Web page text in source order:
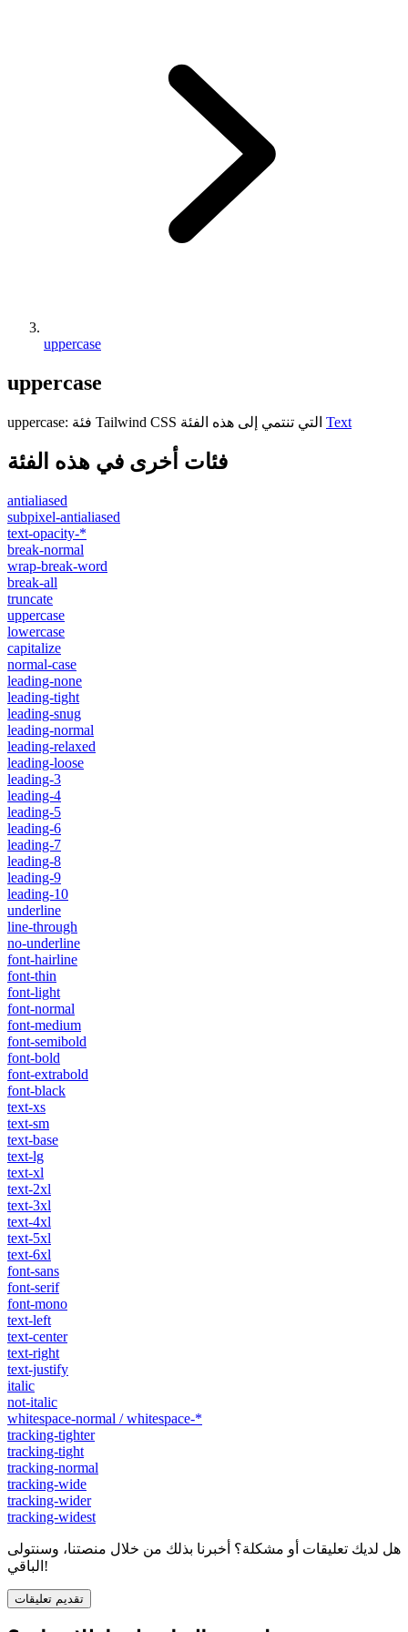
uppercase
uppercase
uppercase: فئة Tailwind CSS التي تنتمي إلى هذه الفئة Text
فئات أخرى في هذه الفئة
antialiased
subpixel-antialiased
text-opacity-*
break-normal
wrap-break-word
break-all
truncate
uppercase
lowercase
capitalize
normal-case
leading-none
leading-tight
leading-snug
leading-normal
leading-relaxed
leading-loose
leading-3
leading-4
leading-5
leading-6
leading-7
leading-8
leading-9
leading-10
underline
line-through
no-underline
font-hairline
font-thin
font-light
font-normal
font-medium
font-semibold
font-bold
font-extrabold
font-black
text-xs
text-sm
text-base
text-lg
text-xl
text-2xl
text-3xl
text-4xl
text-5xl
text-6xl
font-sans
font-serif
font-mono
text-left
text-center
text-right
text-justify
italic
not-italic
whitespace-normal / whitespace-*
tracking-tighter
tracking-tight
tracking-normal
tracking-wide
tracking-wider
tracking-widest
هل لديك تعليقات أو مشكلة؟ أخبرنا بذلك من خلال منصتنا، وسنتولى
الباقي!
تقديم تعليقات